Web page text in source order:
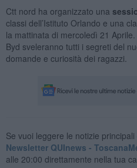
Ctt nord ha organizzato una
classi dell’Istituto Orlando e una
la mattinata di mercoledì 21
Byd sveleranno tutti i segreti del
domande e curiosità dei ragazzi.
Se vuoi leggere le notizie
Newsletter QUInews -
alle 20:00 direttamente nella tua